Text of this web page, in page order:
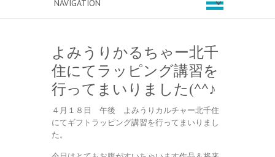
よみうりかるちゃー北千
住にてラッピング講習を
行ってまいりました(^^♪
４月１８日 午後 よみうりカルチャー北千住
にてギフトラッピング講習を行ってまいりまし
た。